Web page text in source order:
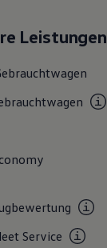
Leistungen
Service